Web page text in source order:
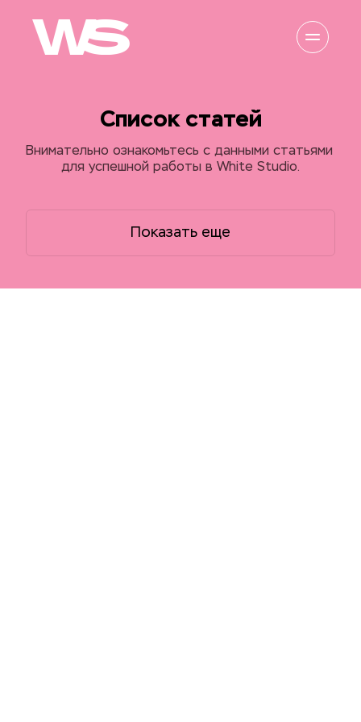
Список статей
Внимательно ознакомьтесь с данными статьями
для успешной работы в White Studio.
Показать еще